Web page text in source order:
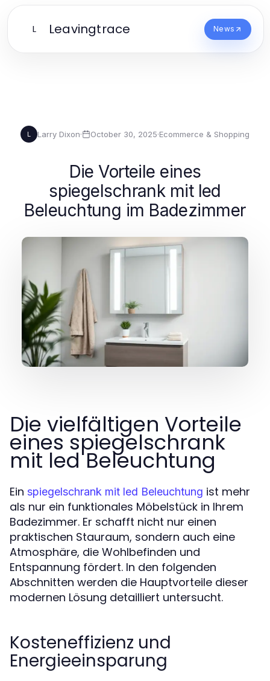
L Leavingtrace News
L Larry Dixon· October 30, 2025·Ecommerce & Shopping
Die Vorteile eines
spiegelschrank mit led
Beleuchtung im Badezimmer
Die vielfältigen Vorteile
eines spiegelschrank
mit led Beleuchtung
Ein spiegelschrank mit led Beleuchtung ist mehr
als nur ein funktionales Möbelstück in Ihrem
Badezimmer. Er schafft nicht nur einen
praktischen Stauraum, sondern auch eine
Atmosphäre, die Wohlbefinden und
Entspannung fördert. In den folgenden
Abschnitten werden die Hauptvorteile dieser
modernen Lösung detailliert untersucht.
Kosteneffizienz und
Energieeinsparung